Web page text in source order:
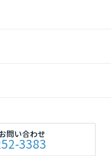
問い合わせ
3383